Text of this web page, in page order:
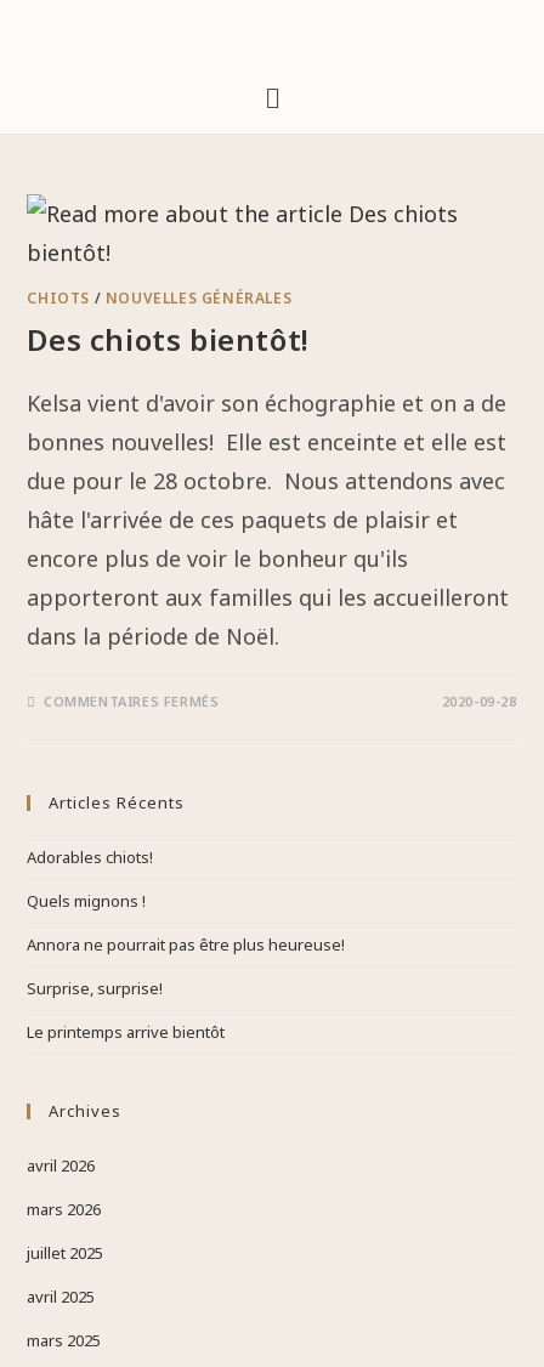
CHIOTS / NOUVELLES GÉNÉRALES
Des chiots bientôt!
Kelsa vient d'avoir son échographie et on a de
bonnes nouvelles! Elle est enceinte et elle est
due pour le 28 octobre. Nous attendons avec
hâte l'arrivée de ces paquets de plaisir et
encore plus de voir le bonheur qu'ils
apporteront aux familles qui les accueilleront
dans la période de Noël.
COMMENTAIRES FERMÉS 2020-09-28
Articles Récents
Adorables chiots!
Quels mignons !
Annora ne pourrait pas être plus heureuse!
Surprise, surprise!
Le printemps arrive bientôt
Archives
avril 2026
mars 2026
juillet 2025
avril 2025
mars 2025